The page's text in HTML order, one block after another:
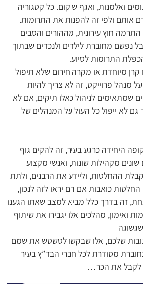
ואלמנות, ואגף שיקום. כל קטגוריה
אותם ולפי זה להפנות את התרומות.
חוץ עירונית, מההורים והסבים
נפשם מחוברת לילדים ולנכדים שבתוך
התרומות לסיוע.
קרן מיוחדת או מקרה חירום שלא תיפול
מנהל פרוייקט, זה לא צריך להיות
שמתאימים לניהול כאלו תיקים, אם לא
גם לא ייפול כל העול על המנהלים של
היחידה כרגע בעיר, זה להקים גוף
שונים מקהילות שונות, ואנשי מקצוע
ההחלטות, וליידע את הרבנים, ולתת
כואבות אם הם יראו לזה לנכון,
זה בדרך כלל מביא למצב שאתו הגענו
ואימון, מהלכים אלו יגבירו את שיתוף
שלכם, אלו שבקשו לטשטש את שמם
מסודרת לכל חברי הבד”ץ בעיר
לקבל את הכר…